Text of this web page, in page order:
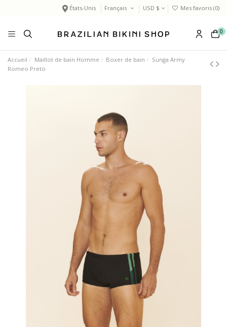
États-Unis Français USD $ Mes favoris (0)
0
Accueil Maillot de bain Homme Boxer de bain
Sunga Army
Romeo Preto